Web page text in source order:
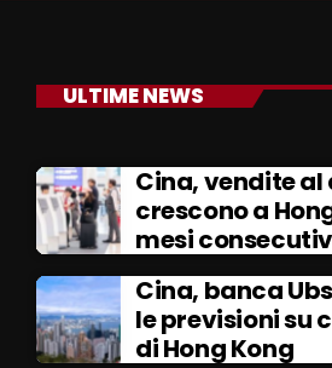
ULTIME NEWS
Cina, vendite
crescono a
mesi
Cina, banca
le previsioni su
di Hong Kong